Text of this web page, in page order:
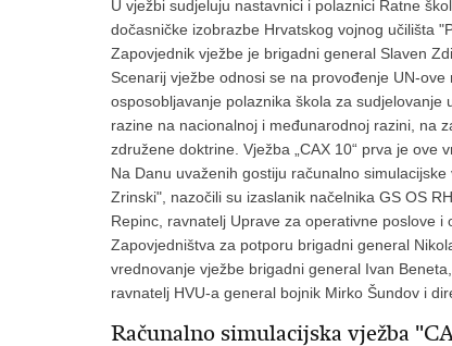
U vježbi sudjeluju nastavnici i polaznici Ratne
dočasničke izobrazbe Hrvatskog vojnog učilišta
Zapovjednik vježbe je brigadni general Slaven
Scenarij vježbe odnosi se na provođenje UN-
osposobljavanje polaznika škola za
razine na nacionalnoj i međunarodnoj razini, na
združene doktrine. Vježba „CAX 10“ prva je ove
Na Danu uvaženih gostiju računalno
Zrinski", nazočili su izaslanik načelnika GS OS
Repinc, ravnatelj Uprave za operativne poslove
Zapovjedništva za potporu brigadni general
vrednovanje vježbe brigadni general Ivan
ravnatelj HVU-a general bojnik Mirko Šundov i
Računalno simulacijska vježba